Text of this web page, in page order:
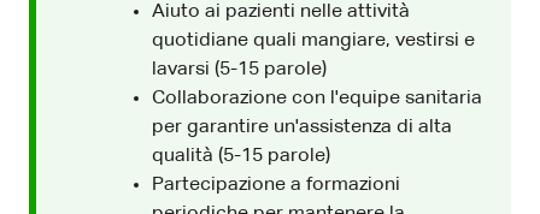
Aiuto ai pazienti nelle attività
quotidiane quali mangiare, vestirsi e
lavarsi (5-15 parole)
Collaborazione con l'equipe sanitaria
per garantire un'assistenza di alta
qualità (5-15 parole)
Partecipazione a formazioni